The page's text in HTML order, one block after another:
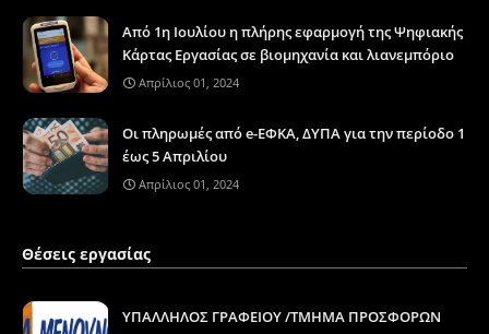
Από 1η Ιουλίου η πλήρης εφαρμογή της Ψηφιακής
Κάρτας Εργασίας σε βιομηχανία και λιανεμπόριο
Απρίλιος 01, 2024
Οι πληρωμές από e-ΕΦΚΑ, ΔΥΠΑ για την περίοδο 1
έως 5 Απριλίου
Απρίλιος 01, 2024
Θέσεις εργασίας
ΥΠΑΛΛΗΛΟΣ ΓΡΑΦΕΙΟΥ /ΤΜΗΜΑ ΠΡΟΣΦΟΡΩΝ